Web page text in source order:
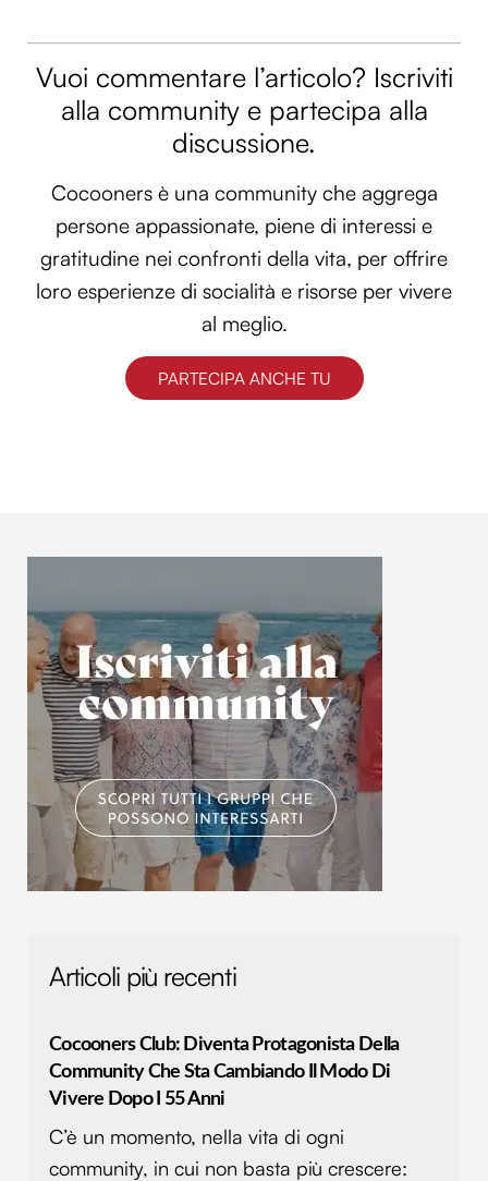
analizzare il nostro traffico. Condividiamo inoltre
informazioni sul modo in cui utilizzi il nostro sito con i
nostri partner che si occupano di analisi dei dati web,
pubblicità e social media, i quali potrebbero combinarle
con altre informazioni che hai fornito loro o che hanno
raccolto dal tuo utilizzo dei loro servizi.
Vuoi commentare l’articolo? Iscriviti
alla community e partecipa alla
discussione.
Cocooners è una community che aggrega
persone appassionate, piene di interessi e
gratitudine nei confronti della vita, per offrire
loro esperienze di socialità e risorse per vivere
al meglio.
PARTECIPA ANCHE TU
Articoli più recenti
Cocooners Club: Diventa Protagonista Della
Community Che Sta Cambiando Il Modo Di
Vivere Dopo I 55 Anni
C’è un momento, nella vita di ogni
community, in cui non basta più crescere: